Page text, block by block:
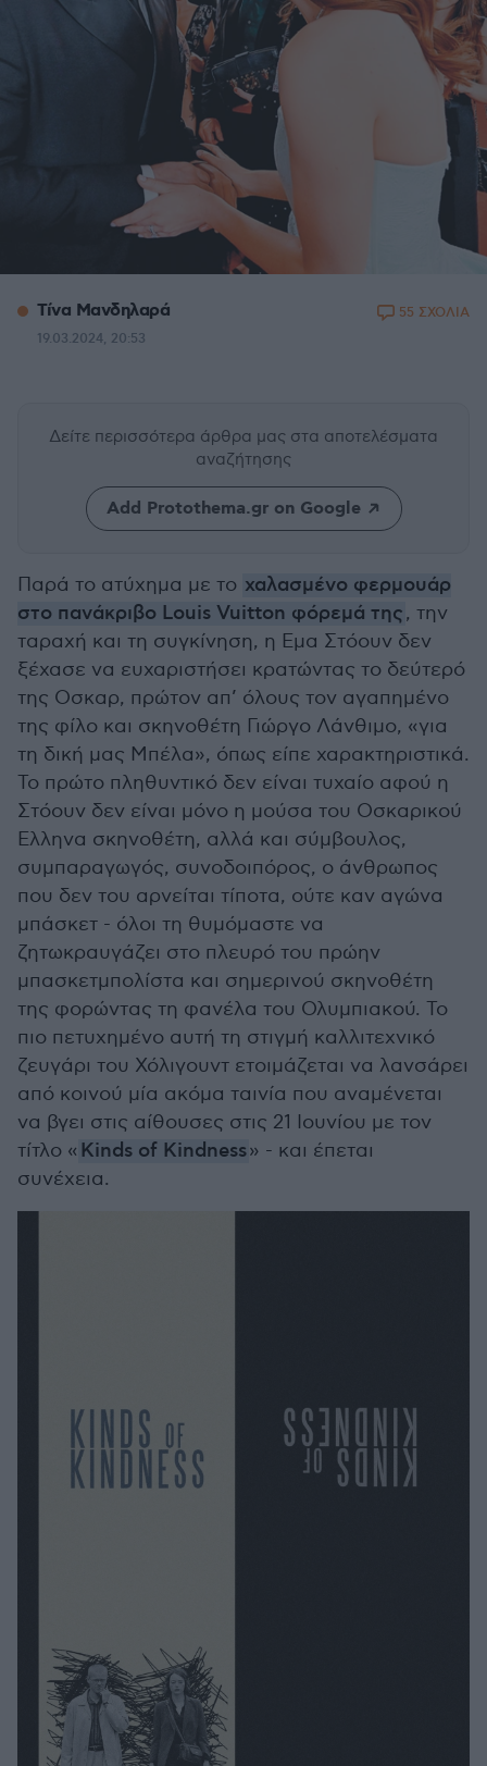
Τίνα Μανδηλαρά
19.03.2024, 20:53
55 ΣΧΟΛΙΑ
Δείτε περισσότερα άρθρα μας στα αποτελέσματα
αναζήτησης
Add Protothema.gr on Google
Παρά το ατύχημα με το χαλασμένο φερμουάρ
στο πανάκριβο Louis Vuitton φόρεμά της, την
ταραχή και τη συγκίνηση, η Εμα Στόουν δεν
ξέχασε να ευχαριστήσει κρατώντας το δεύτερό
της Οσκαρ, πρώτον απ’ όλους τον αγαπημένο
της φίλο και σκηνοθέτη Γιώργο Λάνθιμο, «για
τη δική μας Μπέλα», όπως είπε χαρακτηριστικά.
Το πρώτο πληθυντικό δεν είναι τυχαίο αφού η
Στόουν δεν είναι μόνο η μούσα του Οσκαρικού
Ελληνα σκηνοθέτη, αλλά και σύμβουλος,
συμπαραγωγός, συνοδοιπόρος, ο άνθρωπος
που δεν του αρνείται τίποτα, ούτε καν αγώνα
μπάσκετ - όλοι τη θυμόμαστε να
ζητωκραυγάζει στο πλευρό του πρώην
μπασκετμπολίστα και σημερινού σκηνοθέτη
της φορώντας τη φανέλα του Ολυμπιακού. Το
πιο πετυχημένο αυτή τη στιγμή καλλιτεχνικό
ζευγάρι του Χόλιγουντ ετοιμάζεται να λανσάρει
από κοινού μία ακόμα ταινία που αναμένεται
να βγει στις αίθουσες στις 21 Ιουνίου με τον
τίτλο « Kinds of Kindness» - και έπεται
συνέχεια.